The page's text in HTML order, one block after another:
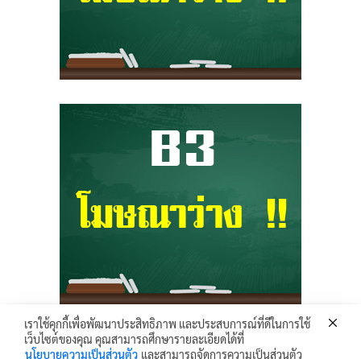
Krunhongonline.com © 2017 - All Rights Reserved.
เราใช้คุกกี้เพื่อพัฒนาประสิทธิภาพ และประสบการณ์ที่ดีในการใช้
เว็บไซต์ของคุณ คุณสามารถศึกษารายละเอียดได้ที่
นโยบายความเป็นส่วนตัว และสามารถจัดการความเป็นส่วนตัว